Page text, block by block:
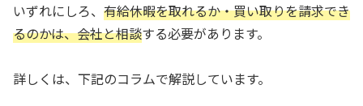
いずれにしろ、 有給休暇を取れるか・買い取りを請求でき
るのかは、会社と相談する必要があります。
詳しくは、下記のコラムで解説しています。